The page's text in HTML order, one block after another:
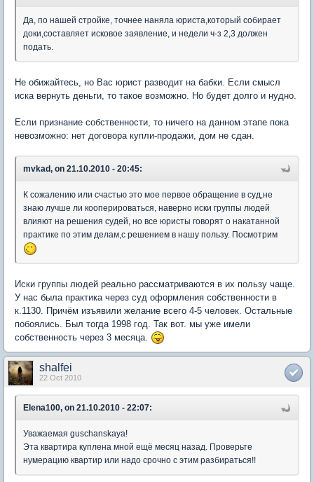
Да, по нашей стройке, точнее наняла юриста,который собирает
доки,составляет исковое заявление, и недели ч-з 2,3 должен
подать.
Не обижайтесь, но Вас юрист разводит на бабки. Если смысл
иска вернуть деньги, то такое возможно. Но будет долго и нудно.
Если признание собственности, то ничего на данном этапе пока
невозможно: нет договора купли-продажи, дом не сдан.
mvkad, on 21.10.2010 - 20:45:
К сожалению или счастью это мое первое обращение в суд,не
знаю лучше ли кооперироваться, наверно иски группы людей
влияют на решения судей, но все юристы говорят о накатанной
практике по этим делам,с решением в нашу пользу. Посмотрим
Иски группы людей реально рассматриваются в их пользу чаще.
У нас была практика через суд оформления собственности в
к.1130. Причём изъявили желание всего 4-5 человек. Остальные
побоялись. Был тогда 1998 год. Так вот. мы уже имели
собственность через 3 месяца.
shalfei
22 Oct 2010
Elena100, on 21.10.2010 - 22:07:
Уважаемая guschanskaya!
Эта квартира куплена мной ещё месяц назад. Проверьте
нумерацию квартир или надо срочно с этим разбираться!!